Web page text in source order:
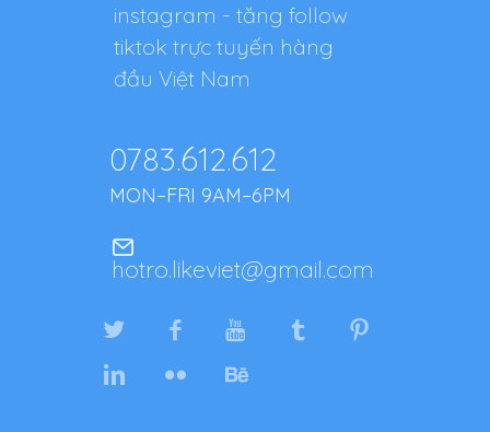
instagram - tăng follow
tiktok trực tuyến hàng
đầu Việt Nam
0783.612.612
MON–FRI 9AM–6PM
hotro.likeviet@gmail.com